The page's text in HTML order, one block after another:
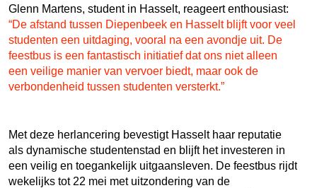
Glenn Martens, student in Hasselt, reageert enthousiast:
“De afstand tussen Diepenbeek en Hasselt blijft voor veel
studenten een uitdaging, vooral na een avondje uit. De
feestbus is een fantastisch initiatief dat ons niet alleen
een veilige manier van vervoer biedt, maar ook de
verbondenheid tussen studenten versterkt.”
Met deze herlancering bevestigt Hasselt haar reputatie
als dynamische studentenstad en blijft het investeren in
een veilig en toegankelijk uitgaansleven. De feestbus rijdt
wekelijks tot 22 mei met uitzondering van de